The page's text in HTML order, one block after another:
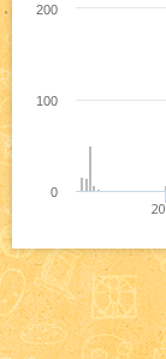
0
100
200